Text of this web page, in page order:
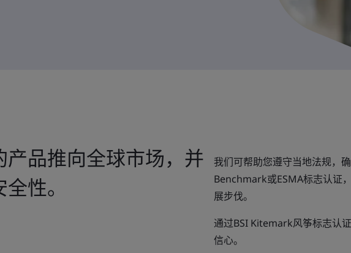
品推向全球市场，并
性。
我们可帮助您遵守当地法规，
Benchmark或ESMA标志认证
展步伐。
通过BSI Kitemark风筝标志认
信心。